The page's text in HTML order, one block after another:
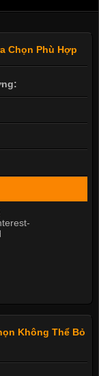
Chọn Phù Hợp
Không Thể Bỏ